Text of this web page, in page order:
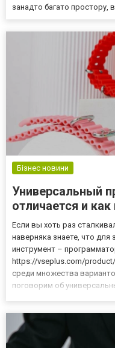
занадто багато простору,
Бізнес новини
Универсальный
отличается и
Если вы хоть раз
наверняка знаете, что
инструмент –
https://vseplus.com/
среди множества
поговорим об
и лю...